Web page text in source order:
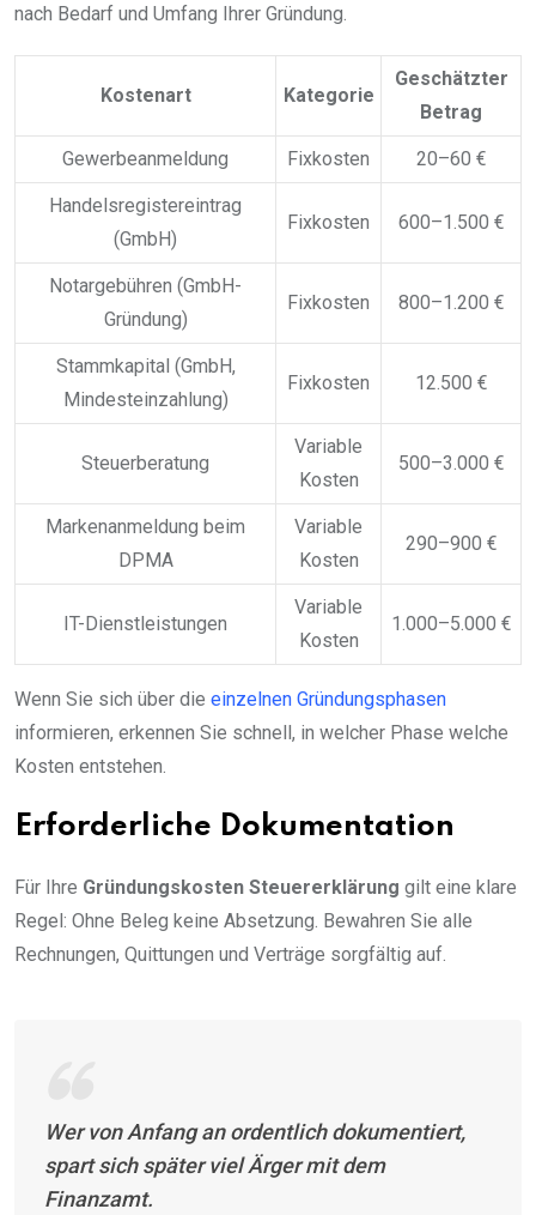
nach Bedarf und Umfang Ihrer Gründung.
Kostenart Kategorie
Geschätzter
Betrag
Gewerbeanmeldung Fixkosten 20–60 €
Handelsregistereintrag
(GmbH)
Fixkosten 600–1.500 €
Notargebühren (GmbH-
Gründung)
Fixkosten 800–1.200 €
Stammkapital (GmbH,
Mindesteinzahlung)
Fixkosten 12.500 €
Steuerberatung
Variable
Kosten
500–3.000 €
Markenanmeldung beim
DPMA
Variable
Kosten
290–900 €
IT-Dienstleistungen
Variable
Kosten
1.000–5.000 €
Wenn Sie sich über die einzelnen Gründungsphasen
informieren, erkennen Sie schnell, in welcher Phase welche
Kosten entstehen.
Erforderliche Dokumentation
Für Ihre Gründungskosten Steuererklärung gilt eine klare
Regel: Ohne Beleg keine Absetzung. Bewahren Sie alle
Rechnungen, Quittungen und Verträge sorgfältig auf.
Wer von Anfang an ordentlich dokumentiert,
spart sich später viel Ärger mit dem
Finanzamt.